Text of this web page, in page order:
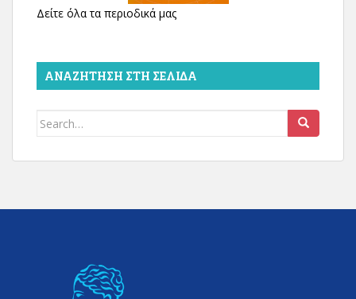
Δείτε όλα τα περιοδικά μας
ΑΝΑΖΉΤΗΣΗ ΣΤΗ ΣΕΛΊΔΑ
Search